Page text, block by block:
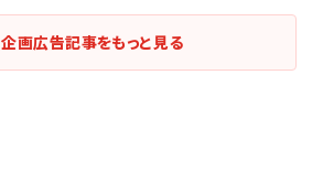
企画広告記事をもっと見る